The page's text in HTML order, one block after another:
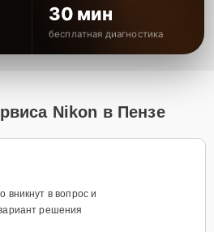
30 мин
бесплатная диагностика
Nikon в Пензе
в вопрос и
решения